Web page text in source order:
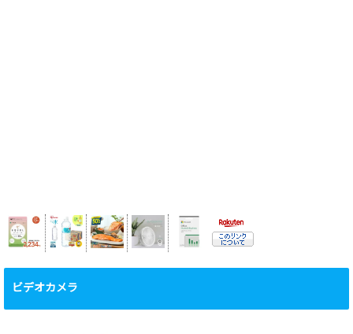
ビデオカメラ